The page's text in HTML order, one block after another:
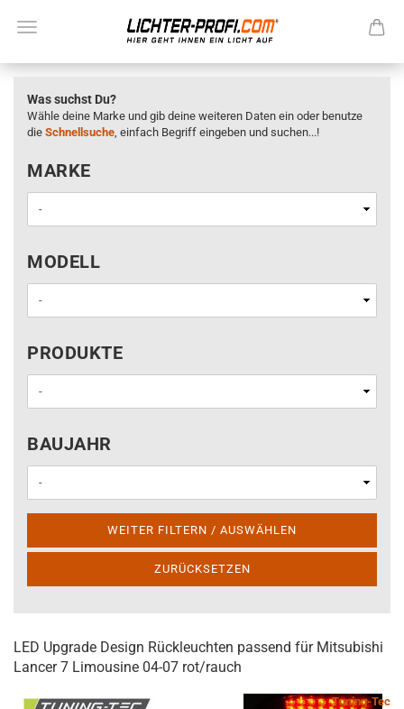
Was suchst Du?
Wähle deine Marke und gib deine weiteren Daten ein oder benutze
die Schnellsuche, einfach Begriff eingeben und suchen...!
MARKE
MARKE
MODELL
MODELL
PRODUKTE
PRODUKTE
BAUJAHR
BAUJAHR
WEITER FILTERN / AUSWÄHLEN
ZURÜCKSETZEN
LED Upgrade Design Rückleuchten passend für Mitsubishi
Lancer 7 Limousine 04-07 rot/rauch
Tuning-Tec